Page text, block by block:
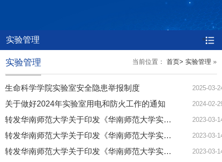
实验管理 =
当前位置： 首页> 实验管理 »
实验管理
生命科学学院实验室安全隐患举报制度 2025-03-
关于做好2024年实验室用电和防火工作的通知 2024-02-
转发华南师范大学关于印发《华南师范大学实验室危险设备管理实施细则》的通知 2023-03-
转发华南师范大学关于印发《华南师范大学实验室危险化学品安全管理实施细则》的通知2 2023-03-
转发华南师范大学关于印发《华南师范大学实验室生物安全管理实施细则》的通知 2023-03-